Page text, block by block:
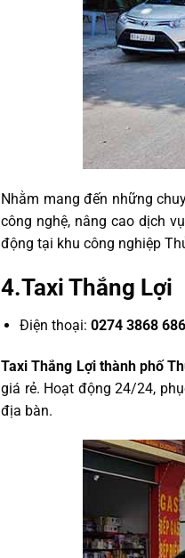
Nhằm mang đến những
công nghệ, nâng cao dịch
động tại khu công nghiệp
4.Taxi Thắng Lợi
Điện thoại: 0274 3868 686
Taxi Thắng Lợi thành phố
giá rẻ. Hoạt động 24/24,
địa bàn.